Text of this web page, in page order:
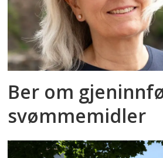
Ber om
svømmemidler